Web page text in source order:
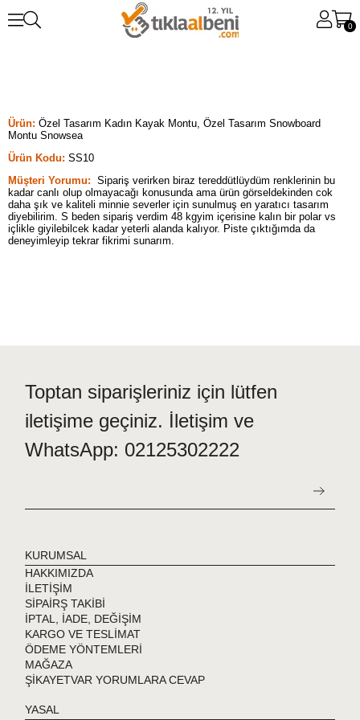
0
Ürün: Özel Tasarım Kadın Kayak Montu, Özel Tasarım Snowboard
Montu Snowsea
Ürün Kodu: SS10
Müşteri Yorumu: Sipariş verirken biraz tereddütlüydüm renklerinin bu
kadar canlı olup olmayacağı konusunda ama ürün görseldekinden cok
daha şık ve kaliteli minnie severler için sunulmuş en yaratıcı tasarım
diyebilirim. S beden sipariş verdim 48 kgyim içerisine kalın bir polar vs
içlikle giyilebilcek kadar yeterli alanda kalıyor. Piste çıktığımda da
deneyimleyip tekrar fikrimi sunarım.
Toptan siparişleriniz için lütfen
iletişime geçiniz. İletişim ve
WhatsApp: 02125302222
KURUMSAL
HAKKIMIZDA
İLETİŞİM
SİPAİRŞ TAKİBİ
İPTAL, İADE, DEĞİŞİM
KARGO VE TESLİMAT
ÖDEME YÖNTEMLERİ
MAĞAZA
ŞİKAYETVAR YORUMLARA CEVAP
YASAL